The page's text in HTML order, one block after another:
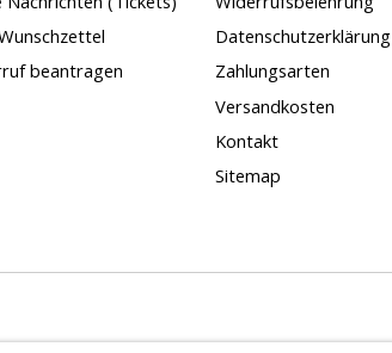
beantragen
Datenschutzerklärung
Zahlungsarten
Versandkosten
Kontakt
Sitemap